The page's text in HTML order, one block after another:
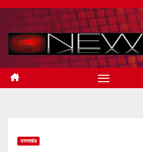
Skip
content
उत्तराखंड